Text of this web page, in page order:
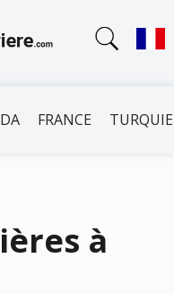
FRANCE TURQUIE
à